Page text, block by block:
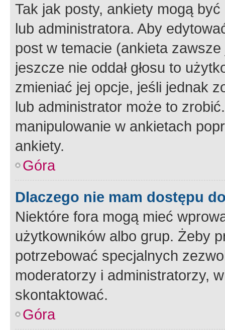
Tak jak posty, ankiety mogą
lub administratora. Aby
post w temacie (ankieta
jeszcze nie oddał głosu to
zmieniać jej opcje, jeśli jednak
lub administrator może to
manipulowanie w ankietach
ankiety.
Góra
Dlaczego nie mam dostępu
Niektóre fora mogą mieć
użytkowników albo grup. Żeby
potrzebować specjalnych
moderatorzy i administratorzy,
skontaktować.
Góra